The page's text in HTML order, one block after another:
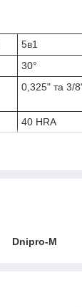
5в1
30°
0,325" та 3/
40 HRA
Dnipro-M